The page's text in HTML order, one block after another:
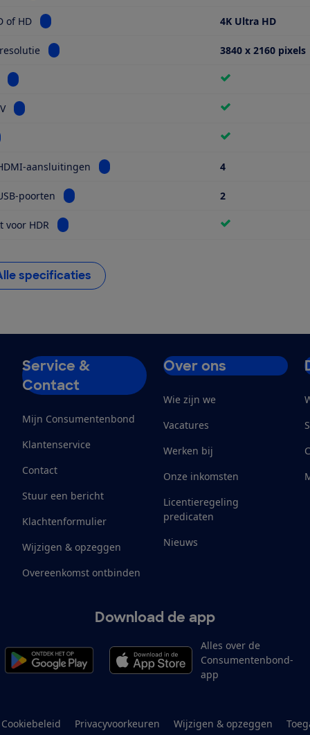
of HD Bekijk informatie voor Ultra HD of HD 4K Ultra HD
Bekijk informatie voor Schermresolutie3840 x 2160 pixels
Bekijk informatie voor Miniled
Bekijk informatie voor Smart TV
informatie voor Wifi
aansluitingen Bekijk informatie voor Aantal HDMI-
4
poorten Bekijk informatie voor Aantal USB-poorten
2
voor HDR Bekijk informatie voor Geschikt voor HDR
specificaties
Service &
Contact
Mijn Consumentenbond
Klantenservice
Contact
Stuur een bericht
Klachtenformulier
Wijzigen & opzeggen
Overeenkomst ontbinden
Over ons
Wie zijn we
Vacatures
Werken bij
Onze inkomsten
Licentieregeling
predicaten
Nieuws
Download de app
Alles over de
Consumentenbond-
app
Cookiebeleid Privacyvoorkeuren Wijzigen & opzeggen